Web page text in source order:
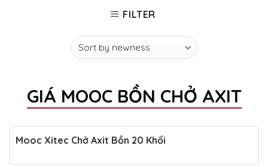
FILTER
GIÁ MOOC BỒN CHỞ AXIT
Mooc Xitec Chở Axit Bồn 20 Khối